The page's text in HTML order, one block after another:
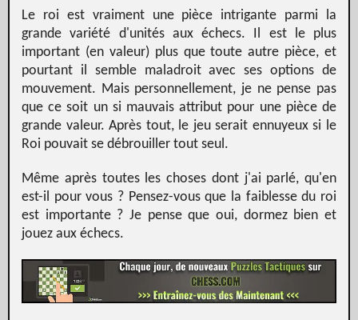
Le roi est vraiment une pièce intrigante parmi la
grande variété d'unités aux échecs. Il est le plus
important (en valeur) plus que toute autre pièce, et
pourtant il semble maladroit avec ses options de
mouvement. Mais personnellement, je ne pense pas
que ce soit un si mauvais attribut pour une pièce de
grande valeur. Après tout, le jeu serait ennuyeux si le
Roi pouvait se débrouiller tout seul.
Même après toutes les choses dont j'ai parlé, qu'en
est-il pour vous ? Pensez-vous que la faiblesse du roi
est importante ? Je pense que oui, dormez bien et
jouez aux échecs.